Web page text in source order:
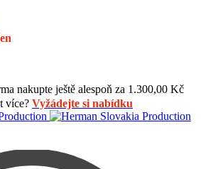
nakupte ještě alespoň za 1.300,00 Kč
více? Vyžádejte si nabídku